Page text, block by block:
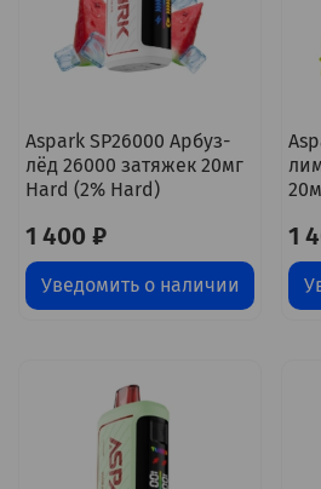
Aspark SP26000 Арбуз-
лёд 26000 затяжек 20мг
Hard (2% Hard)
1 400 ₽
Уведомить о наличии
1